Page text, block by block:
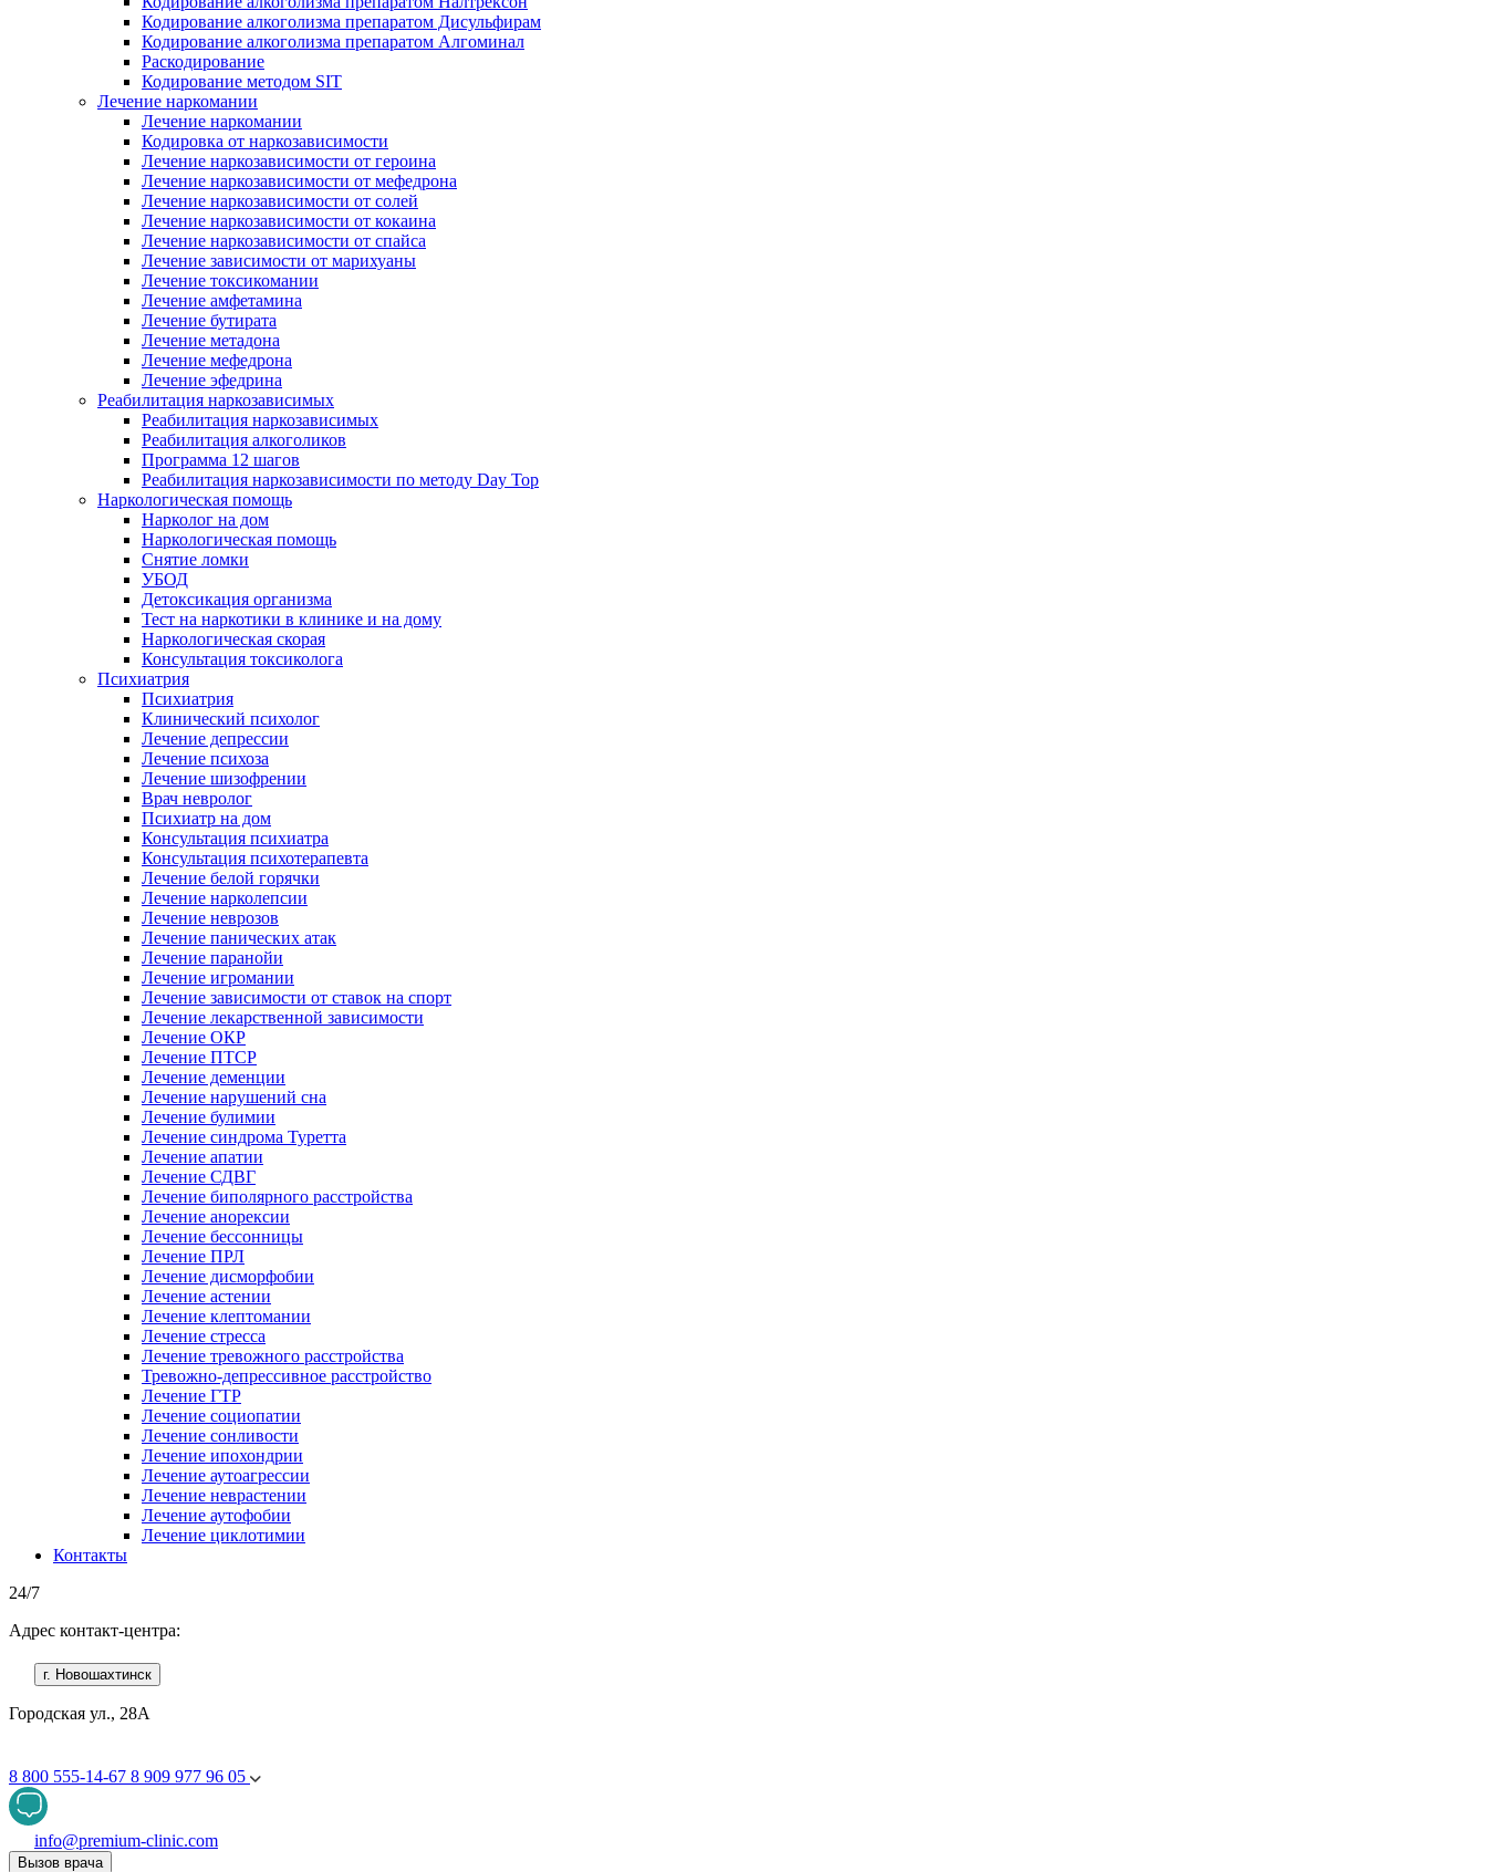
Кодирование алкоголизма препаратом Дисульфирам
Кодирование алкоголизма препаратом Алгоминал
Раскодирование
Кодирование методом SIT
Лечение наркомании
Лечение наркомании
Кодировка от наркозависимости
Лечение наркозависимости от героина
Лечение наркозависимости от мефедрона
Лечение наркозависимости от солей
Лечение наркозависимости от кокаина
Лечение наркозависимости от спайса
Лечение зависимости от марихуаны
Лечение токсикомании
Лечение амфетамина
Лечение бутирата
Лечение метадона
Лечение мефедрона
Лечение эфедрина
Реабилитация наркозависимых
Реабилитация наркозависимых
Реабилитация алкоголиков
Программа 12 шагов
Реабилитация наркозависимости по методу Day Top
Наркологическая помощь
Нарколог на дом
Наркологическая помощь
Снятие ломки
УБОД
Детоксикация организма
Тест на наркотики в клинике и на дому
Наркологическая скорая
Консультация токсиколога
Психиатрия
Психиатрия
Клинический психолог
Лечение депрессии
Лечение психоза
Лечение шизофрении
Врач невролог
Психиатр на дом
Консультация психиатра
Консультация психотерапевта
Лечение белой горячки
Лечение нарколепсии
Лечение неврозов
Лечение панических атак
Лечение паранойи
Лечение игромании
Лечение зависимости от ставок на спорт
Лечение лекарственной зависимости
Лечение ОКР
Лечение ПТСР
Лечение деменции
Лечение нарушений сна
Лечение булимии
Лечение синдрома Туретта
Лечение апатии
Лечение СДВГ
Лечение биполярного расстройства
Лечение анорексии
Лечение бессонницы
Лечение ПРЛ
Лечение дисморфобии
Лечение астении
Лечение клептомании
Лечение стресса
Лечение тревожного расстройства
Тревожно-депрессивное расстройство
Лечение ГТР
Лечение социопатии
Лечение сонливости
Лечение ипохондрии
Лечение аутоагрессии
Лечение неврастении
Лечение аутофобии
Лечение циклотимии
Контакты
24/7
Адрес контакт-центра:
г. Новошахтинск
Городская ул., 28А
8 800 555-14-67 8 909 977 96 05
info@premium-clinic.com
Вызов врача